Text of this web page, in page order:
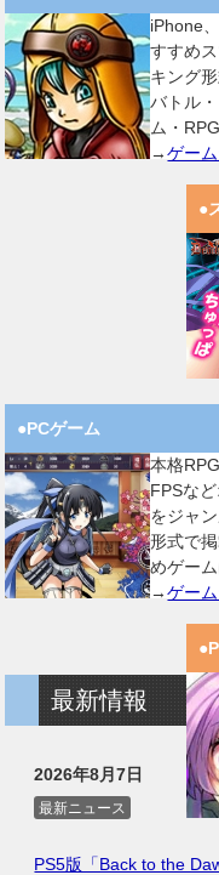
iPhone
すすめ
キング
バトル
ム・
→ゲー
●
●PCゲーム
本格
FPSな
をジャ
形式で
めゲー
→ゲー
最新情報
2026年8月7日
最新ニュース
PS5版「Back to the